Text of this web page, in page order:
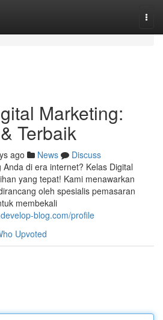
Marketing:
Terbaik
ago News
Discuss
di era internet? Kelas Digital
yang tepat! Kami menawarkan
oleh spesialis pemasaran
membekali
blog.com/profile
Upvoted